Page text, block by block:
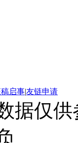
启事|友链申请
据仅